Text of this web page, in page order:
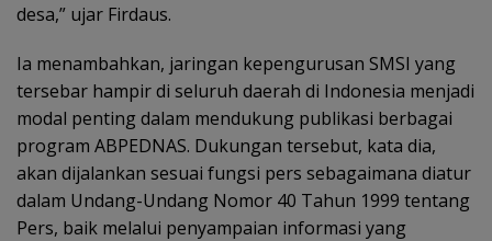
desa,” ujar Firdaus.
Ia menambahkan, jaringan kepengurusan SMSI yang
tersebar hampir di seluruh daerah di Indonesia menjadi
modal penting dalam mendukung publikasi berbagai
program ABPEDNAS. Dukungan tersebut, kata dia,
akan dijalankan sesuai fungsi pers sebagaimana diatur
dalam Undang-Undang Nomor 40 Tahun 1999 tentang
Pers, baik melalui penyampaian informasi yang